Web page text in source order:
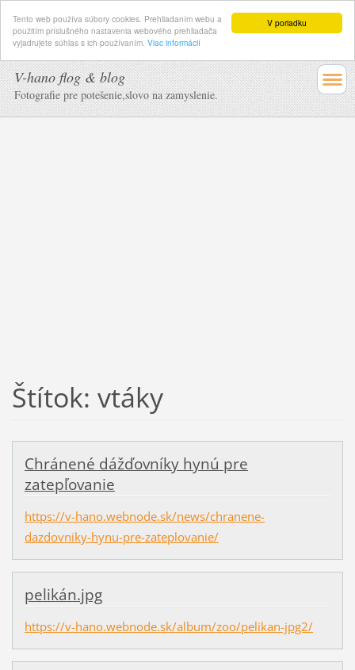
V poriadku
Tento web používa súbory cookies. Prehliadaním webu a
použitím príslušného nastavenia webového prehliadača
vyjadrujete súhlas s ich používaním. Viac informácií
V-hano flog & blog
Fotografie pre potešenie,slovo na zamyslenie.
Štítok: vtáky
Chránené dážďovníky hynú pre
zatepľovanie
https://v-hano.webnode.sk/news/chranene-
dazdovniky-hynu-pre-zateplovanie/
pelikán.jpg
https://v-hano.webnode.sk/album/zoo/pelikan-jpg2/